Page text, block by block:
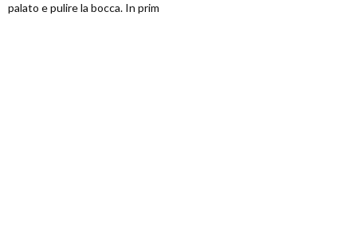
palato e pulire la bocca. In prim